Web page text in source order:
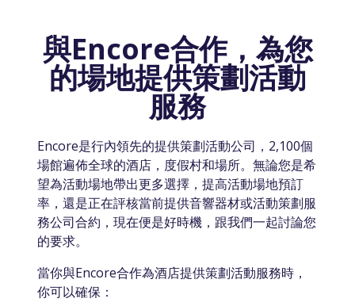
與Encore合作，為您
的場地提供策劃活動
服務
Encore是行內領先的提供策劃活動公司，2,100個
場館遍佈全球的酒店，度假村和場所。無論您是希
望為活動場地帶出更多選擇，提高活動場地預訂
率，還是正在評核當前提供音響器材或活動策劃服
務公司合約，現在便是好時機，跟我們一起討論您
的要求。
當你與Encore合作為酒店提供策劃活動服務時，
你可以確保：